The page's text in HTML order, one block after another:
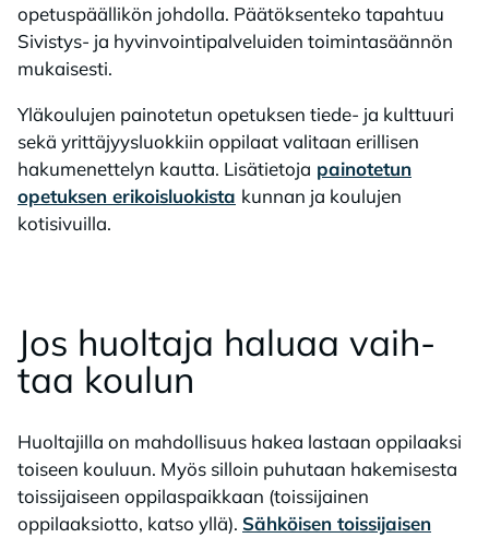
opetuspäällikön johdolla. Päätöksenteko tapahtuu
Sivistys- ja hyvinvointipalveluiden toimintasäännön
mukaisesti.
Yläkoulujen painotetun opetuksen tiede- ja kulttuuri
sekä yrittäjyysluokkiin oppilaat valitaan erillisen
hakumenettelyn kautta. Lisätietoja painotetun
opetuksen erikoisluokista kunnan ja koulujen
kotisivuilla.
Jos huol­ta­ja ha­lu­aa vaih­
taa kou­lun
Huoltajilla on mahdollisuus hakea lastaan oppilaaksi
toiseen kouluun. Myös silloin puhutaan hakemisesta
toissijaiseen oppilaspaikkaan (toissijainen
oppilaaksiotto, katso yllä). Sähköisen toissijaisen